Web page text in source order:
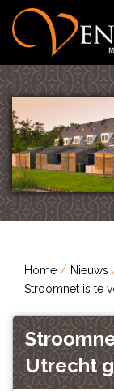
Home
Nieuws
Stroomnet is te
Utrecht